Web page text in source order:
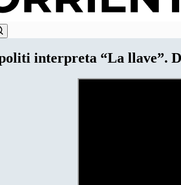
interpreta “La llave”.